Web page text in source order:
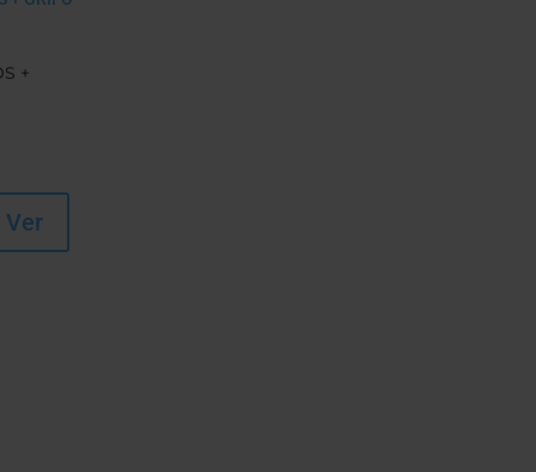
+
Ver